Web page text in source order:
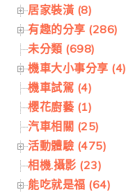
居家裝潢 (8)
有趣的分享 (286)
未分類 (698)
機車大小事分享 (4)
機車試駕 (4)
櫻花廚藝 (1)
汽車相關 (25)
活動體驗 (475)
相機.攝影 (23)
能吃就是福 (64)